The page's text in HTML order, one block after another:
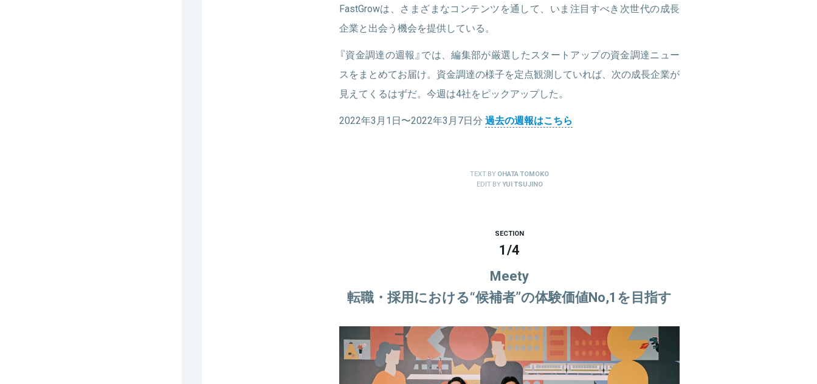
FastGrowは、さまざまなコンテンツを通して、いま注目すべき次世代の成長
企業と出会う機会を提供している。
『資金調達の週報』では、編集部が厳選したスタートアップの資金調達ニュー
スをまとめてお届け。資金調達の様子を定点観測していれば、次の成長企業が
見えてくるはずだ。今週は4社をピックアップした。
2022年3月1日〜2022年3月7日分 過去の週報はこちら
TEXT BYOHATA TOMOKO
EDIT BYYUI TSUJINO
SECTION
1/4
Meety
転職・採用における“候補者”の体験価値No,1を目指す